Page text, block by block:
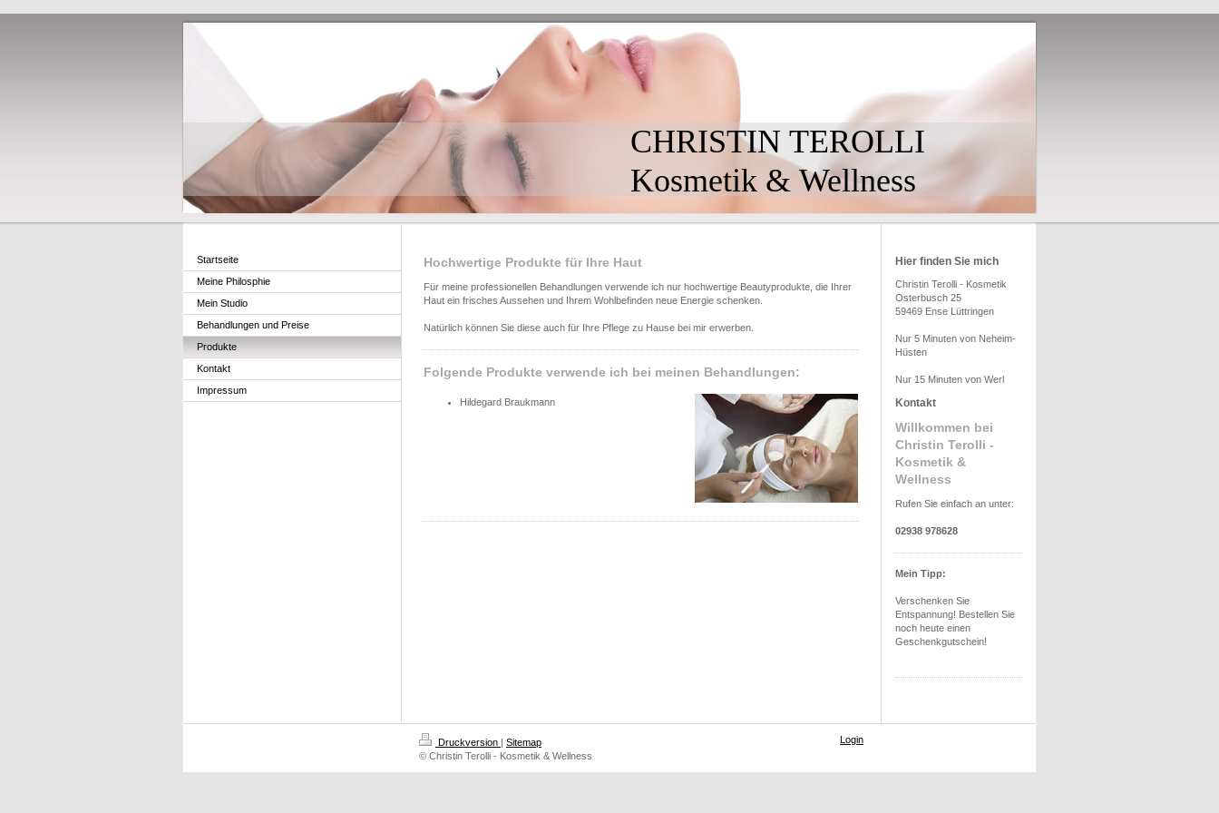
CHRISTIN TEROLLI
Kosmetik & Wellness
Startseite
Meine Philosphie
Mein Studio
Behandlungen und Preise
Produkte
Kontakt
Impressum
Hochwertige Produkte für Ihre Haut
Für meine professionellen Behandlungen verwende ich nur hochwertige Beautyprodukte, die Ihrer
Haut ein frisches Aussehen und Ihrem Wohlbefinden neue Energie schenken.
Natürlich können Sie diese auch für Ihre Pflege zu Hause bei mir erwerben.
Folgende Produkte verwende ich bei meinen Behandlungen:
Hildegard Braukmann
Hier finden Sie mich
Christin Terolli - Kosmetik
Osterbusch 25
59469 Ense Lüttringen
Nur 5 Minuten von Neheim-
Hüsten
Nur 15 Minuten von Werl
Kontakt
Willkommen bei
Christin Terolli -
Kosmetik &
Wellness
Rufen Sie einfach an unter:
02938 978628
Mein Tipp:
Verschenken Sie
Entspannung! Bestellen Sie
noch heute einen
Geschenkgutschein!
Druckversion | Sitemap
© Christin Terolli - Kosmetik & Wellness
Login